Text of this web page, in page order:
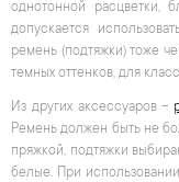
однотонной расцветки,
допускается
ремень (подтяжки) тоже
темных оттенков, для
Из других аксессуаров –
Ремень должен быть не
пряжкой, подтяжки
белые. При